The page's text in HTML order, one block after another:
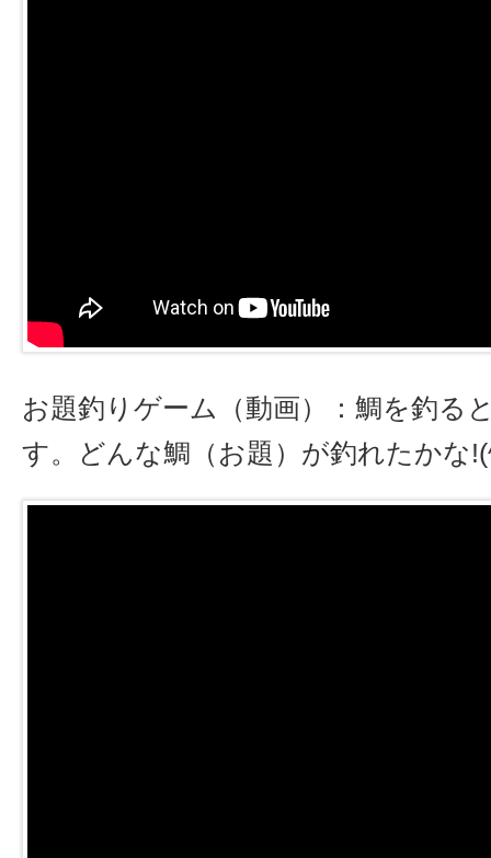
お題釣りゲーム（動画）：鯛を釣る
す。どんな鯛（お題）が釣れたかな